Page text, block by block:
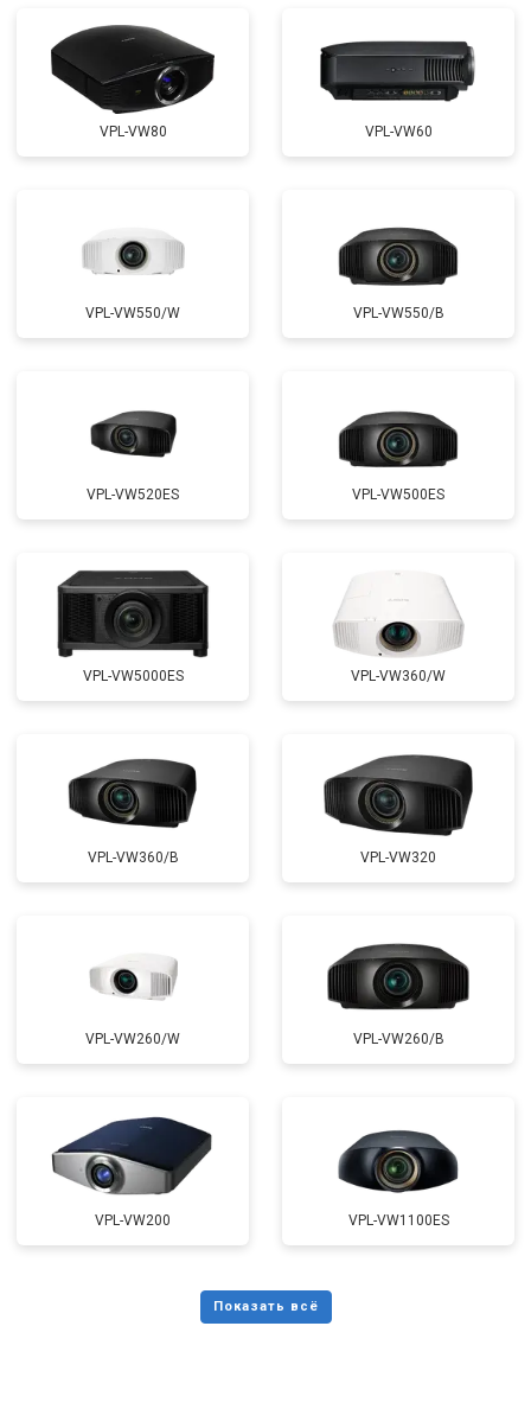
VPL-VW80 VPL-VW60
VPL-VW550/W VPL-VW550/B
VPL-VW520ES VPL-VW500ES
VPL-VW5000ES VPL-VW360/W
VPL-VW360/B VPL-VW320
VPL-VW260/W VPL-VW260/B
VPL-VW200 VPL-VW1100ES